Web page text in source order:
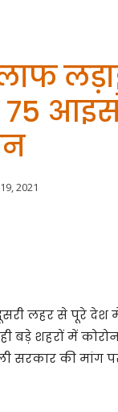
75
2021
लहर से पूरे देश
बड़े शहरों में
सरकार की